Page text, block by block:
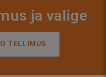
ja valige
TELLIMUS